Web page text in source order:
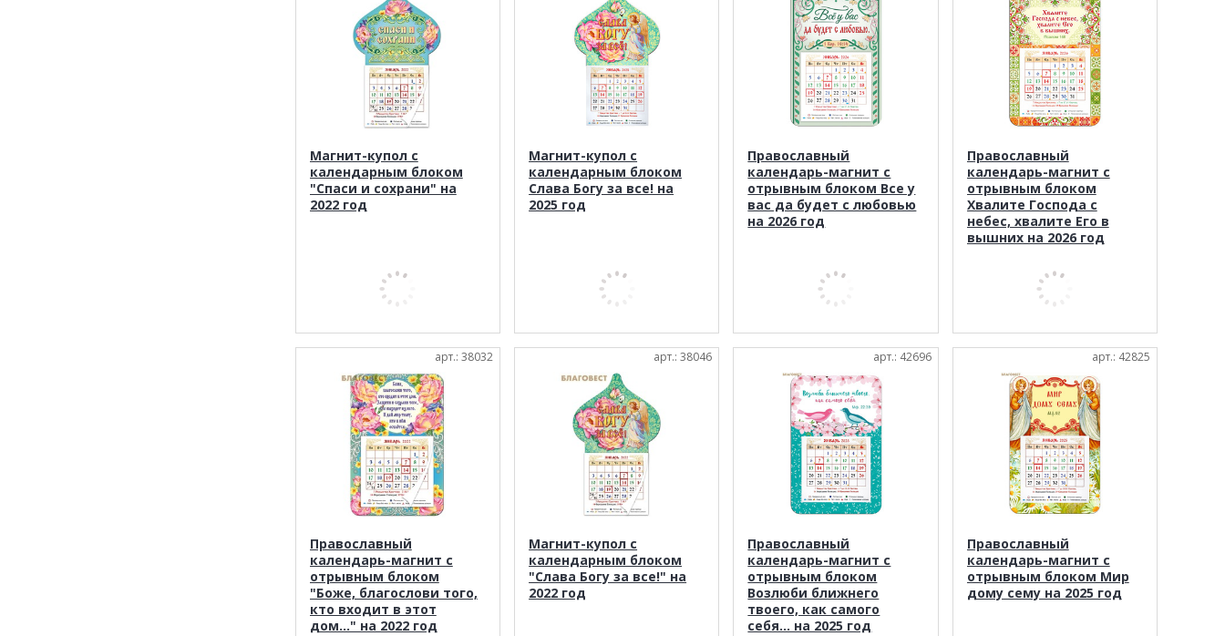
Магнит-купол с
календарным блоком
"Спаси и сохрани" на
2022 год
Магнит-купол с
календарным блоком
Слава Богу за все! на
2025 год
Православный
календарь-магнит с
отрывным блоком Все у
вас да будет с любовью
на 2026 год
Православный
календарь-магнит с
отрывным блоком
Хвалите Господа с
небес, хвалите Его в
вышних на 2026 год
арт.: 38032
Православный
календарь-магнит с
отрывным блоком
"Боже, благослови того,
кто входит в этот
дом..." на 2022 год
арт.: 38046
Магнит-купол с
календарным блоком
"Слава Богу за все!" на
2022 год
арт.: 42696
Православный
календарь-магнит с
отрывным блоком
Возлюби ближнего
твоего, как самого
себя... на 2025 год
арт.: 42825
Православный
календарь-магнит с
отрывным блоком Мир
дому сему на 2025 год